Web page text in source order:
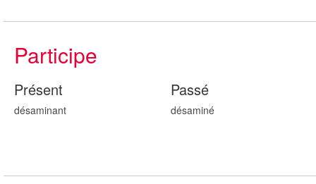
Participe
Présent
désaminant
Passé
désaminé